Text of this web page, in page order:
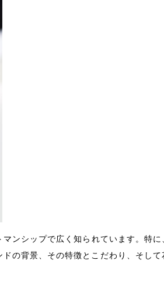
ンシップで広く知られています。特に
の背景、その特徴とこだわり、そし